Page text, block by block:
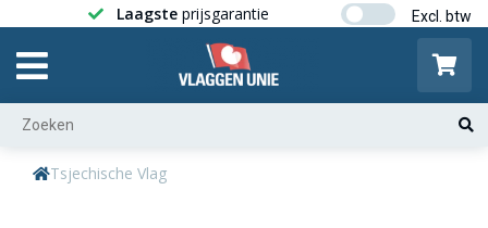
Laagste prijsgarantie Gratis
Tsjechische Vlag